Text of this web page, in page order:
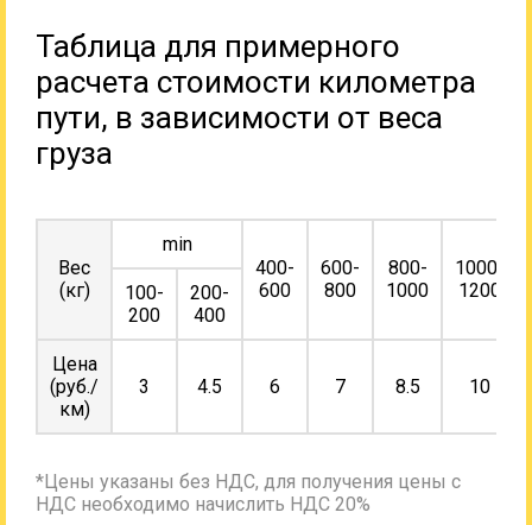
Таблица для примерного
расчета стоимости километра
пути, в зависимости от веса
груза
Вес
(кг)
min
400-
600
600-
800
800-
1000
1000-
1200
100-
200
200-
400
Цена
(руб./
км)
3 4.5 6 7 8.5 10
*Цены указаны без НДС, для получения цены с
НДС необходимо начислить НДС 20%